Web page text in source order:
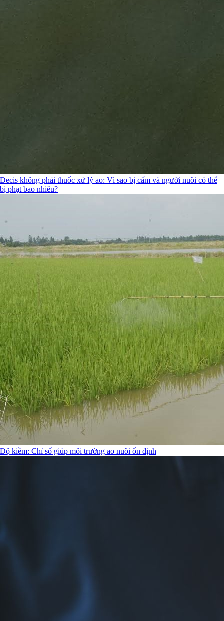
Decis không phải thuốc xử lý ao: Vì sao bị cấm và người nuôi có thể
bị phạt bao nhiêu?
Độ kiềm: Chỉ số giúp môi trường ao nuôi ổn định